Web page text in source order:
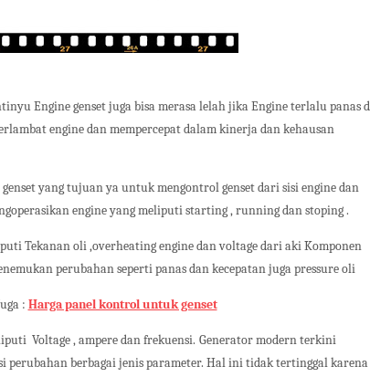
Engine genset juga bisa merasa lelah jika Engine terlalu panas
engine dan mempercepat dalam kinerja dan kehausan
yang tujuan ya untuk mengontrol genset dari sisi engine dan
engine yang meliputi starting , running dan stoping .
Tekanan oli ,overheating engine dan voltage dari aki Komponen
perubahan seperti panas dan kecepatan juga pressure oli
: Harga panel kontrol untuk genset
Voltage , ampere dan frekuensi. Generator modern terkini
perubahan berbagai jenis parameter. Hal ini tidak tertinggal karena